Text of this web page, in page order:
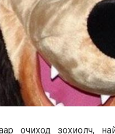
очиход зохиолч,